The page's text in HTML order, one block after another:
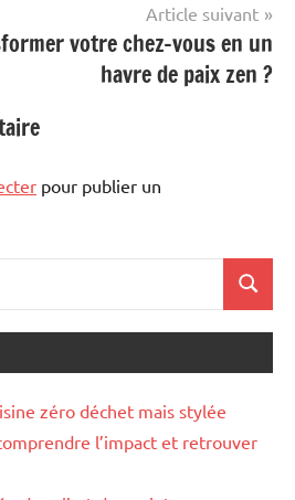
Article suivant
votre chez-vous en un
havre de paix zen ?
pour publier un
zéro déchet mais stylée
l’impact et retrouver